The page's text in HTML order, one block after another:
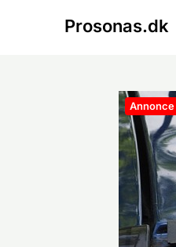
Prosonas.dk
Annonce